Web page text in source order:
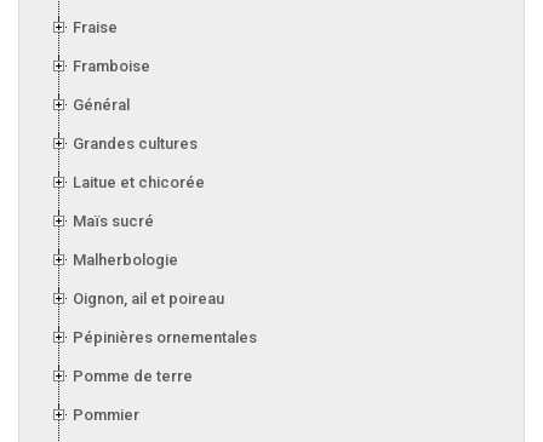
Fraise
Framboise
Général
Grandes cultures
Laitue et chicorée
Maïs sucré
Malherbologie
Oignon, ail et poireau
Pépinières ornementales
Pomme de terre
Pommier